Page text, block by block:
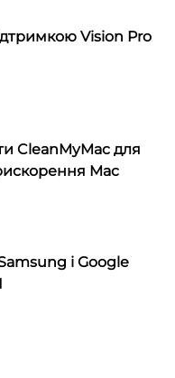
Vision Pro
CleanMyMac для
Mac
і Google